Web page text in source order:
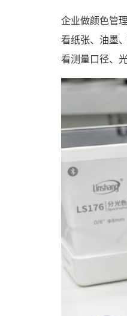
企业做颜色管
看纸张、油墨
看测量口径、